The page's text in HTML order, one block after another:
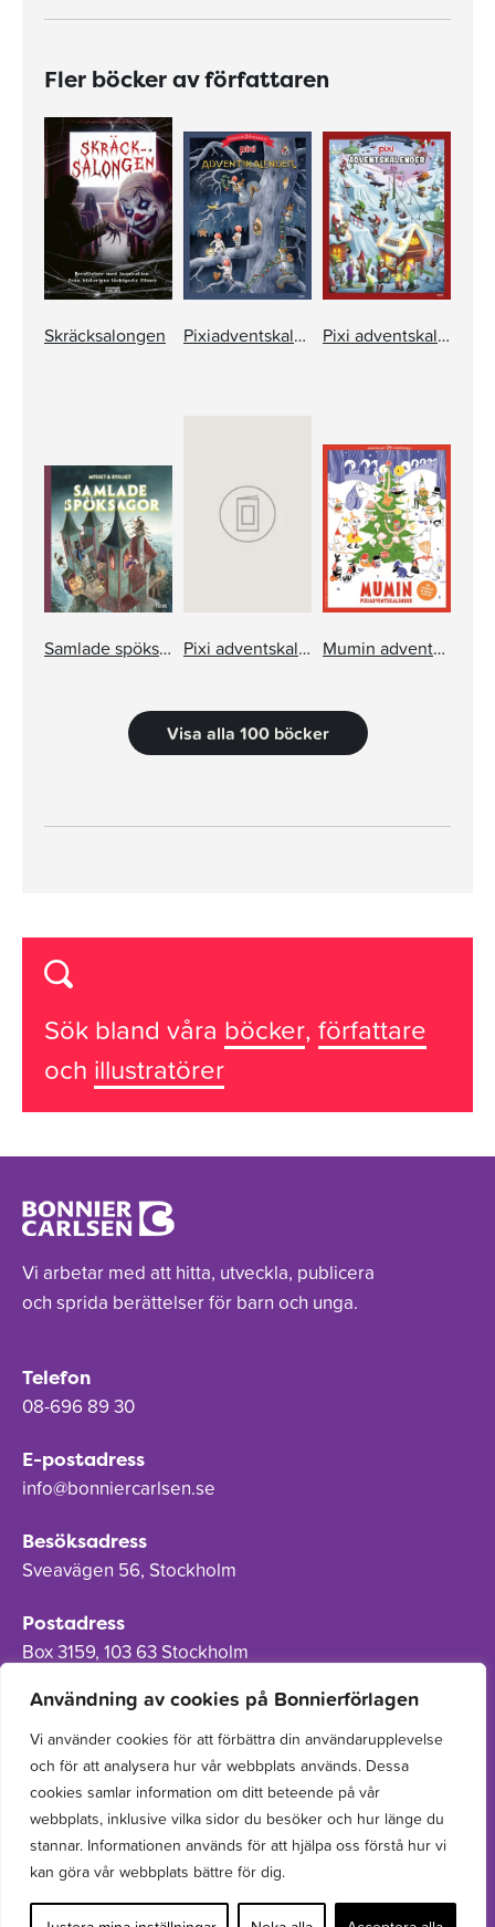
Användning av cookies på Bonnierförlagen
Vi använder cookies för att förbättra din användarupplevelse
och för att analysera hur vår webbplats används. Dessa
cookies samlar information om ditt beteende på vår
webbplats, inklusive vilka sidor du besöker och hur länge du
stannar. Informationen används för att hjälpa oss förstå hur vi
kan göra vår webbplats bättre för dig.
Fler böcker av författaren
Skräcksalongen Pixiadventskalender 2026 Pixi adventskalender – Mattias Andersson
Samlade spöksagor Pixi adventskalender – Jan Lööf Mumin adventskalender pixi
Visa alla 100 böcker
Sök bland våra böcker, författare
och illustratörer
Vi arbetar med att hitta, utveckla, publicera
och sprida berättelser för barn och unga.
Telefon
08-696 89 30
E-postadress
info@bonniercarlsen.se
Besöksadress
Sveavägen 56, Stockholm
Postadress
Box 3159, 103 63 Stockholm
Om Bonnierförlagen
Cookies
Integritetspolicy